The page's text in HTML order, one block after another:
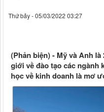
Thứ bảy - 05/03/2022 03:27
(Phản biện) - Mỹ và Anh
giới về đào tạo các ngành
học về kinh doanh là mơ